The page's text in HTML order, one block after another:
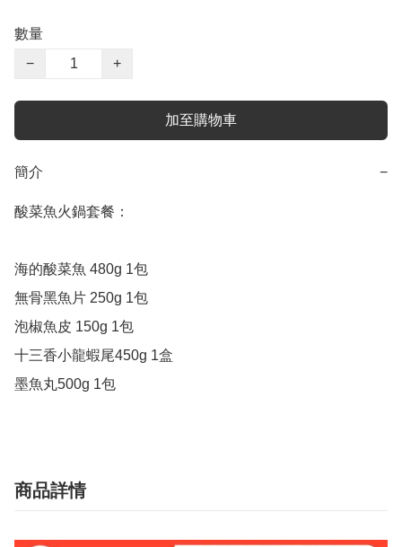
數量
−
+
加至購物車
簡介 −
酸菜魚火鍋套餐：
海的酸菜魚 480g 1包
無骨黑魚片 250g 1包
泡椒魚皮 150g 1包
十三香小龍蝦尾450g 1盒
墨魚丸500g 1包
商品詳情